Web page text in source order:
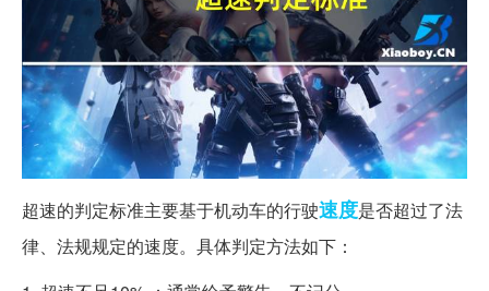
超速的判定标准主要基于机动车的行驶速度是否超过了法
律、法规规定的速度。具体判定方法如下：